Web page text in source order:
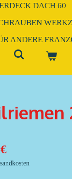
DACH 60
ANDERE